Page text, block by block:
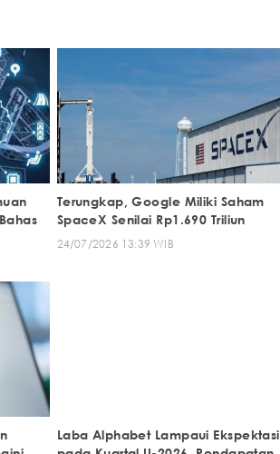
Terungkap, Google Miliki Saham
SpaceX Senilai Rp1.690 Triliun
24/07/2026 13:39 WIB
Laba Alphabet Lampaui Ekspektasi